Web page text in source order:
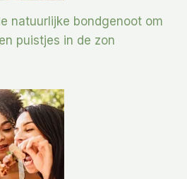
natuurlijke bondgenoot om
puistjes in de zon